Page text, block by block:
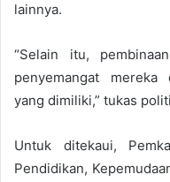
lainnya.
“Selain itu,
penyemangat mereka
yang dimiliki,” tukas
Untuk ditekaui,
Pendidikan,